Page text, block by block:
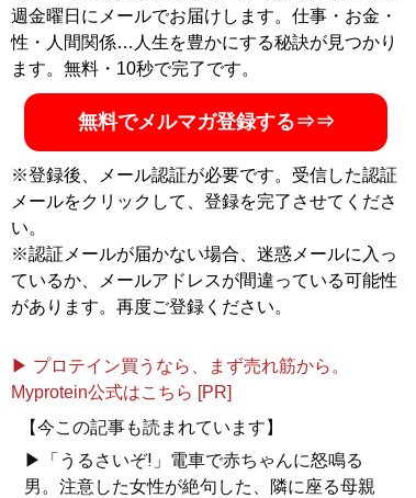
週金曜日にメールでお届けします。仕事・お金・
性・人間関係…人生を豊かにする秘訣が見つかり
ます。無料・10秒で完了です。
無料でメルマガ登録する⇒⇒
※登録後、メール認証が必要です。受信した認証
メールをクリックして、登録を完了させてくださ
い。
※認証メールが届かない場合、迷惑メールに入っ
ているか、メールアドレスが間違っている可能性
があります。再度ご登録ください。
▶ プロテイン買うなら、まず売れ筋から。
Myprotein公式はこちら [PR]
【今この記事も読まれています】
▶「うるさいぞ!」電車で赤ちゃんに怒鳴る
男。注意した女性が絶句した、隣に座る母親